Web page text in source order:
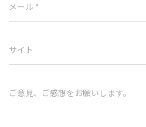
メール *
サイト
ご意見、ご感想をお願いします。